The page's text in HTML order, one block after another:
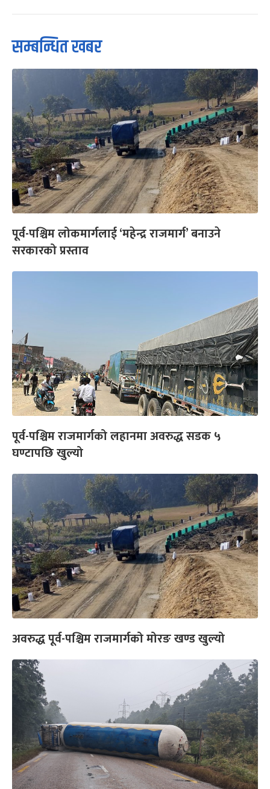
सम्बन्धित खबर
पूर्व-पश्चिम लोकमार्गलाई ‘महेन्द्र राजमार्ग’ बनाउने
सरकारको प्रस्ताव
पूर्व-पश्चिम राजमार्गको लहानमा अवरुद्ध सडक ५
घण्टापछि खुल्यो
अवरुद्ध पूर्व-पश्चिम राजमार्गको मोरङ खण्ड खुल्यो